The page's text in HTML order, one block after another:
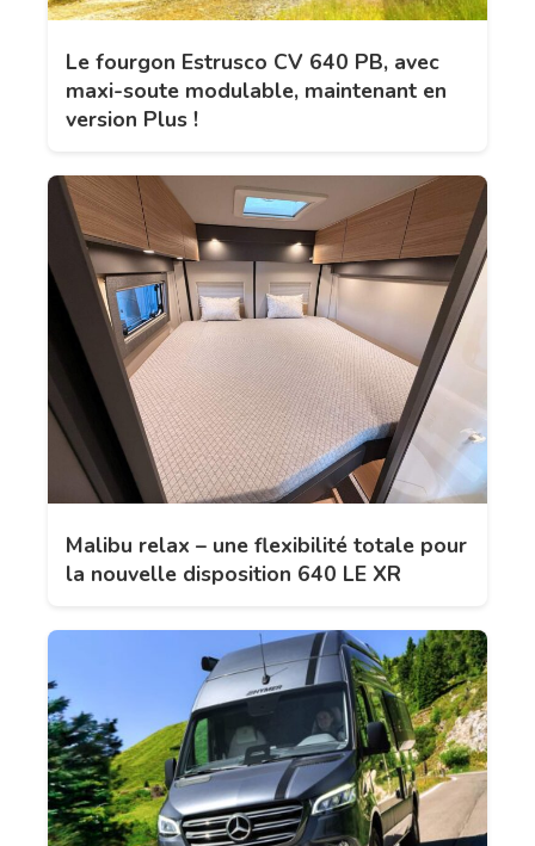
Le fourgon Estrusco CV 640 PB, avec
maxi-soute modulable, maintenant en
version Plus !
Malibu relax – une flexibilité totale pour
la nouvelle disposition 640 LE XR